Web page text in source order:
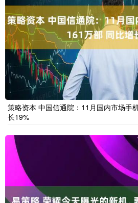
策略资本 中国信通院：11月国内市场手
长19%